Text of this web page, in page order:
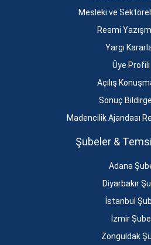
Mesleki ve
Resmi
Yargı
Üye Profili
Açılış
Sonuç
Madencilik Ajandası
Şubeler &
Adana
Diyarbakır
İstanbul
İzmir Şube
Zonguldak